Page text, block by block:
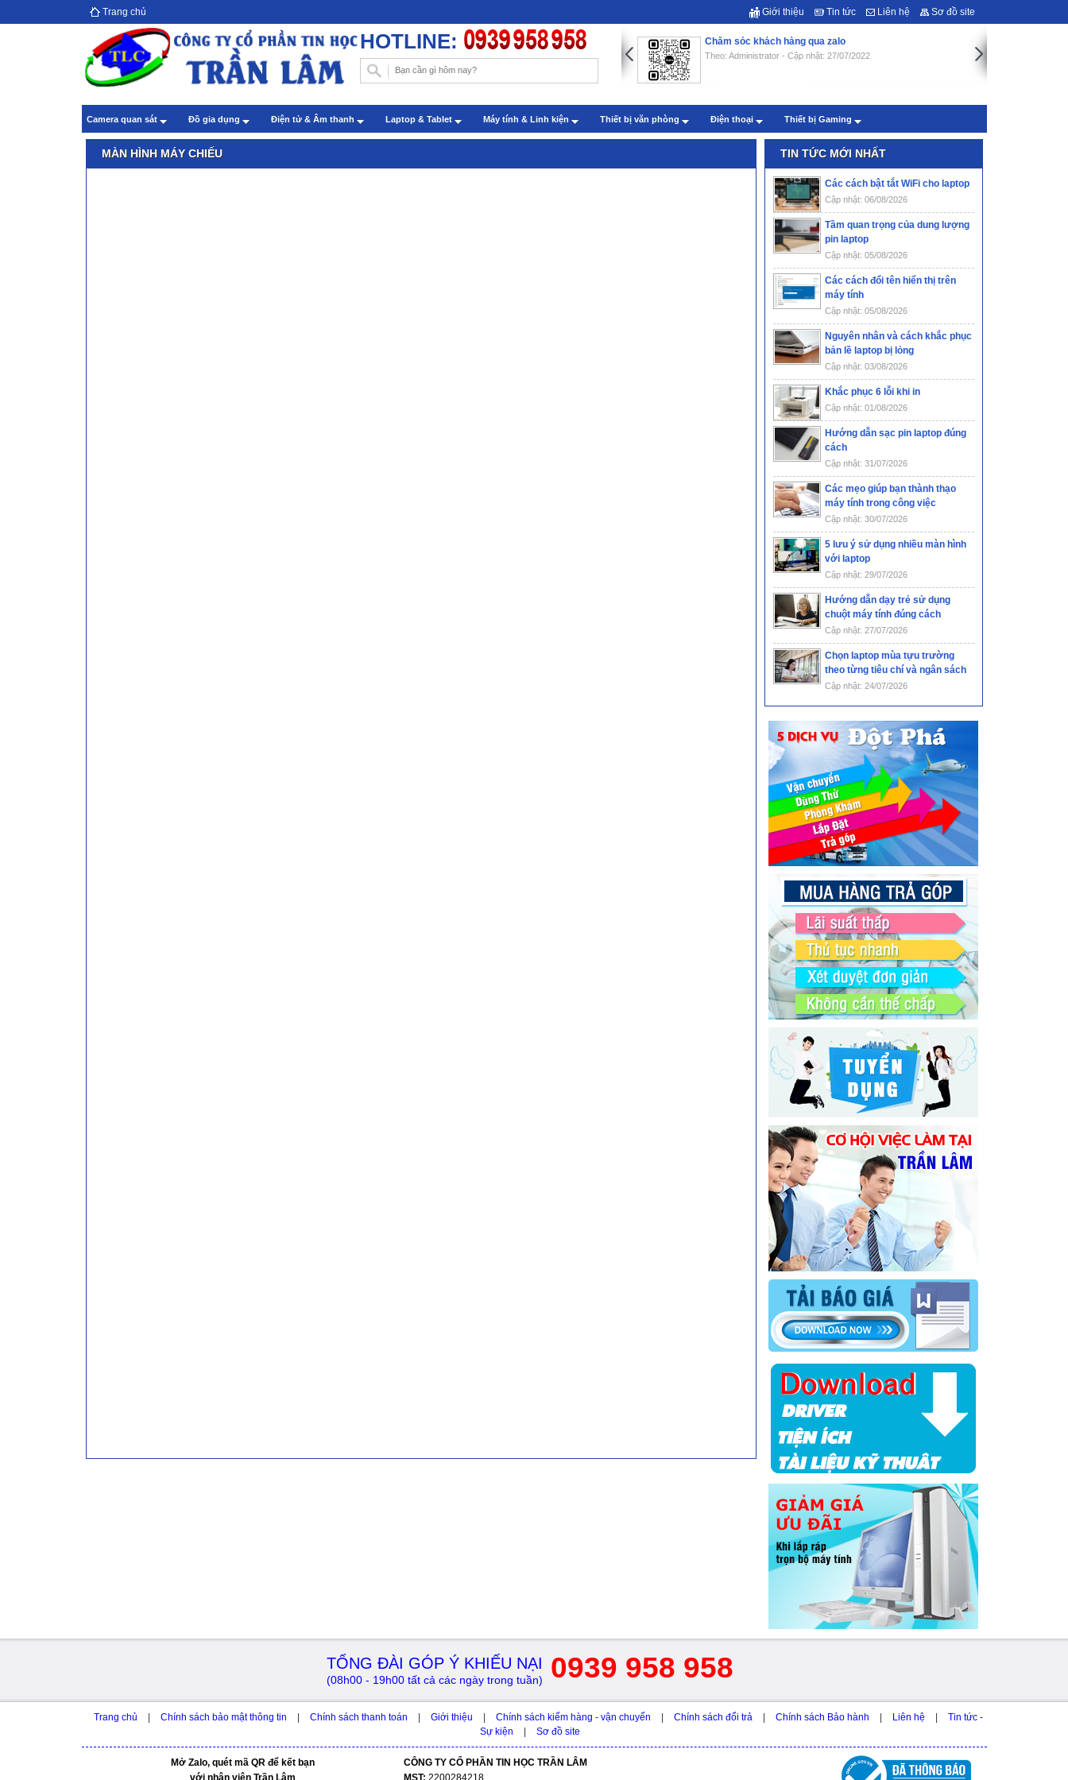
Trang chủ Giới thiệu Tin tức Liên hệ Sơ đồ site
HOTLINE:
Hướng dẫn chèn hình nền trong Word với những thao tác đơn
giản
Theo: Administrator - Cập nhật: 22/07/2019
Chăm sóc khách hàng qua zalo
Theo: Administrator - Cập nhật: 27/07/2022
Chăm sóc khách hàng qua zalo
Theo: Administrator - Cập nhật: 27/07/2022
Camera quan sát Đồ gia dụng Điện tử & Âm thanh Laptop & Tablet Máy tính & Linh kiện Thiết bị văn phòng Điện thoại Thiết bị Gaming
MÀN HÌNH MÁY CHIẾU TIN TỨC MỚI NHẤT
Các cách bật tắt WiFi cho laptop
Cập nhật: 06/08/2026
Tầm quan trọng của dung lượng
pin laptop
Cập nhật: 05/08/2026
Các cách đổi tên hiển thị trên
máy tính
Cập nhật: 05/08/2026
Nguyên nhân và cách khắc phục
bản lề laptop bị lỏng
Cập nhật: 03/08/2026
Khắc phục 6 lỗi khi in
Cập nhật: 01/08/2026
Hướng dẫn sạc pin laptop đúng
cách
Cập nhật: 31/07/2026
Các mẹo giúp bạn thành thạo
máy tính trong công việc
Cập nhật: 30/07/2026
5 lưu ý sử dụng nhiều màn hình
với laptop
Cập nhật: 29/07/2026
Hướng dẫn dạy trẻ sử dụng
chuột máy tính đúng cách
Cập nhật: 27/07/2026
Chọn laptop mùa tựu trường
theo từng tiêu chí và ngân sách
Cập nhật: 24/07/2026
TỔNG ĐÀI GÓP Ý KHIẾU NẠI
(08h00 - 19h00 tất cả các ngày trong tuần) 0939 958 958
Trang chủ Chính sách bảo mật thông tin Chính sách thanh toán Giới thiệu Chính sách kiểm hàng - vận chuyển Chính sách đổi trả Chính sách Bảo hành Liên hệ
Tin tức -
Sự kiện
Sơ đồ site
Mở Zalo, quét mã QR để kết bạn
CÔNG TY CỔ PHẦN TIN HỌC TRẦN LÂM